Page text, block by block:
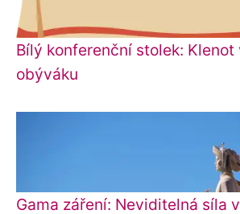
Bílý konferenční stolek: Klenot
obýváku
Gama záření: Neviditelná síla